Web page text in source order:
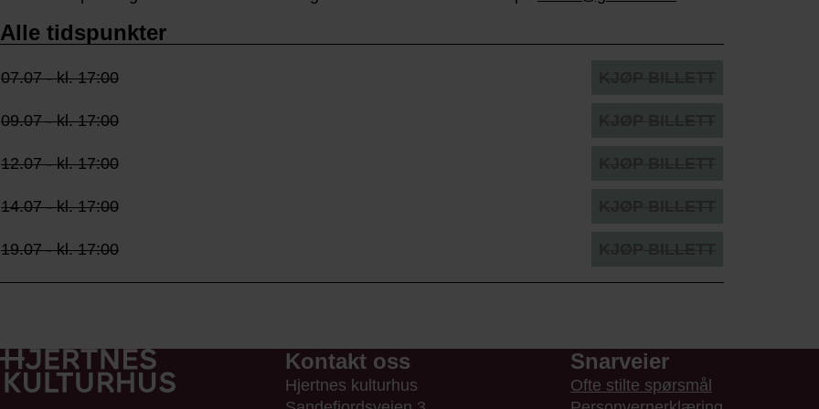
Alle tidspunkter
07.07 - kl. 17:00
09.07 - kl. 17:00
12.07 - kl. 17:00
14.07 - kl. 17:00
19.07 - kl. 17:00
Kontakt oss
Hjertnes kulturhus
Snarveier
Ofte stilte spørsmål